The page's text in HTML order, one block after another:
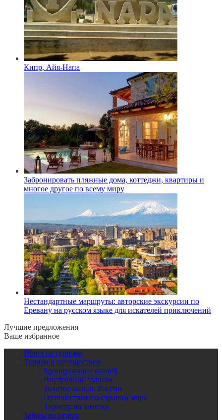
Кипр, Айя-Напа
Забронировать пляжные дома, коттеджи, квартиры и
многое другое по всему миру
Нестандартные маршруты: авторские экскурсии по
Еревану на русском языке для искателей приключений
Лучшие предложения
Ваше избранное
Новости туризма
Туризм и путешествия
Бронирование отелей
Внутренний туризм
Золотое кольцо России
Путешествия по странам мира
Туристу на заметку
Займы на отдых